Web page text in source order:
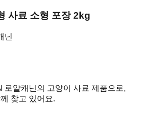
사료 소형 포장 2kg
닌
로얄캐닌의 고양이 사료 제품으로,
찾고 있어요.